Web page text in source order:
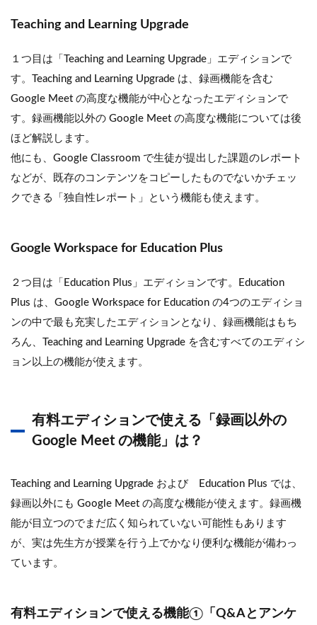
Teaching and Learning Upgrade
１つ目は「Teaching and Learning Upgrade」エディションで
す。Teaching and Learning Upgrade は、録画機能を含む
Google Meet の高度な機能が中心となったエディションで
す。録画機能以外の Google Meet の高度な機能については後
ほど解説します。
他にも、Google Classroom で生徒が提出した課題のレポート
などが、既存のコンテンツをコピーしたものでないかチェッ
クできる「独自性レポート」という機能も使えます。
Google Workspace for Education Plus
２つ目は「Education Plus」エディションです。Education
Plus は、Google Workspace for Education の4つのエディショ
ンの中で最も充実したエディションとなり、録画機能はもち
ろん、Teaching and Learning Upgrade を含むすべてのエディシ
ョン以上の機能が使えます。
有料エディションで使える「録画以外の
Google Meet の機能」は？
Teaching and Learning Upgrade および Education Plus では、
録画以外にも Google Meet の高度な機能が使えます。録画機
能が目立つのでまだ広く知られていない可能性もあります
が、実は先生方が授業を行う上でかなり便利な機能が備わっ
ています。
有料エディションで使える機能①「Q&Aとアンケ